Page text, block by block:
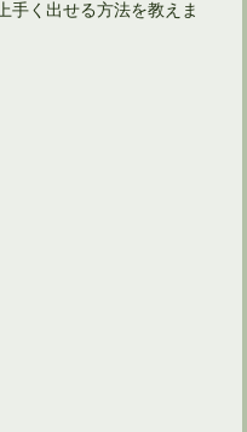
手く出せる方法を教えま